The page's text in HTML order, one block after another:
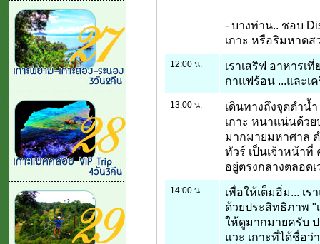
- บางท่าน.. ชอบ
เกาะ หรือริมหาด
12:00 น.
เราเสริฟ อาหารเ
กาแฟร้อน ...และเ
13:00 น.
เดินทางถึงจุดดำน้
เกาะ หนาแน่นด้ว
มากมายมหาศาล ด
ทัวร์ เป็นเจ้าหน้าที่
อยู่ตรงกลางตลอดเ
14:00 น.
เพื่อให้เต็มอิ่ม... เร
ด้วยประสิทธิภาพ "
ให้ดูมากมายครับ ป
แวะ เกาะที่ได้ชื่อว่